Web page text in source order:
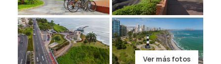
Ver más fotos